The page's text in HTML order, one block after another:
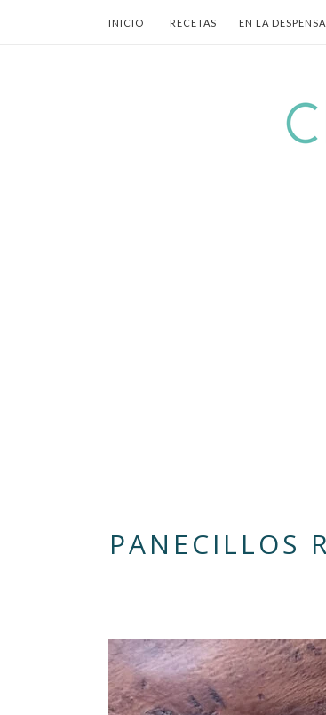
INICIO RECETAS EN LA DESPENSA
PANECILLOS